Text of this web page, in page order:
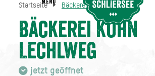
Startseite Bäckerei Kuhn Lechlweg
Bäckerei Kuhn
Lechlweg
jetzt geöffnet
Startseite Bäckerei Kuhn Lechlweg
MENU